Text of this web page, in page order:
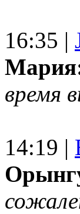
16:35 |
время
14:19 |